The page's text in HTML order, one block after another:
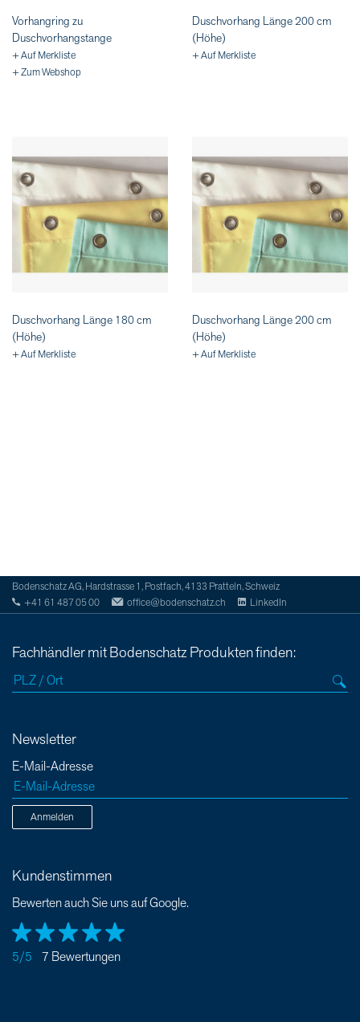
Vorhangring zu
Duschvorhangstange
+ Auf Merkliste
+ Zum Webshop
Duschvorhang Länge 200 cm
(Höhe)
+ Auf Merkliste
Duschvorhang Länge 180 cm
(Höhe)
+ Auf Merkliste
Duschvorhang Länge 200 cm
(Höhe)
+ Auf Merkliste
Bodenschatz AG, Hardstrasse 1, Postfach, 4133 Pratteln, Schweiz
+41 61 487 05 00
office@bodenschatz.ch LinkedIn
Fachhändler mit Bodenschatz Produkten finden:
Newsletter
E-Mail-Adresse
Anmelden
Kundenstimmen
Bewerten auch Sie uns auf Google.
5/5 7 Bewertungen